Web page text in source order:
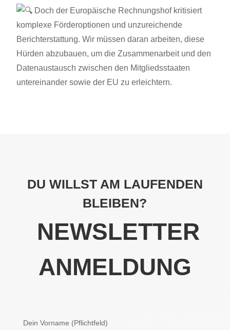
Doch der Europäische Rechnungshof kritisiert
komplexe Förderoptionen und unzureichende
Berichterstattung. Wir müssen daran arbeiten, diese
Hürden abzubauen, um die Zusammenarbeit und den
Datenaustausch zwischen den Mitgliedsstaaten
untereinander sowie der EU zu erleichtern.
DU WILLST AM LAUFENDEN
BLEIBEN?
NEWSLETTER
ANMELDUNG
Dein Vorname (Pflichtfeld)